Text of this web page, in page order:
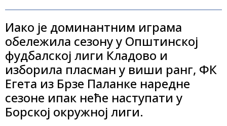
Иако је доминантним играма
обележила сезону у Општинској
фудбалској лиги Кладово и
изборила пласман у виши ранг, ФК
Егета из Брзе Паланке наредне
сезоне ипак неће наступати у
Борској окружној лиги.